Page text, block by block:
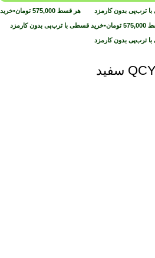
ترب‌پی بدون کارمزد هر قسط 575,000 تومان•خرید
575,000 تومان•خرید قسطی با ترب‌پی بدون کارمزد
ترب‌پی بدون کارمزد